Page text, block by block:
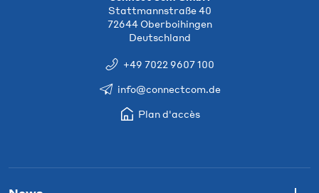
Stattmannstraße 40
72644 Oberboihingen
Deutschland
+49 7022 9607 100
info@connectcom.de
Plan d'accès